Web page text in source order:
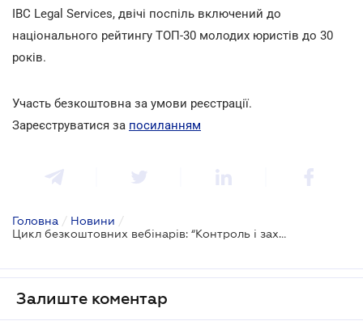
IBC Legal Services, двічі поспіль включений до
національного рейтингу ТОП-30 молодих юристів до 30
років.
Участь безкоштовна за умови реєстрації.
Зареєструватися за посиланням
Головна / Новини /
Цикл безкоштовних вебінарів: “Контроль і захист прав у публічних процесах: Уповноважений ВРУ з прав людини та доступ до інформації”
Залиште коментар